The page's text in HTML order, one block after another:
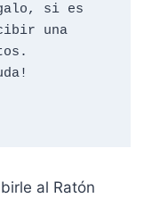
si es
una
al Ratón